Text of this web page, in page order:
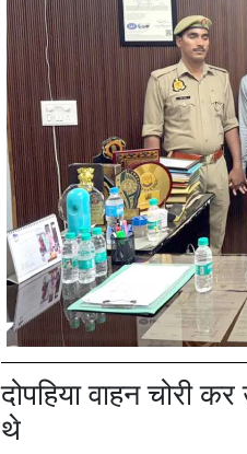
दोपहिया वाहन चोरी
थे